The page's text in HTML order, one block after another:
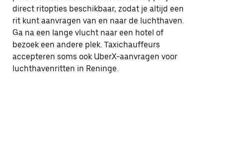
direct ritopties beschikbaar, zodat je altijd een
rit kunt aanvragen van en naar de luchthaven.
Ga na een lange vlucht naar een hotel of
bezoek een andere plek. Taxichauffeurs
accepteren soms ook UberX-aanvragen voor
luchthavenritten in Reninge.